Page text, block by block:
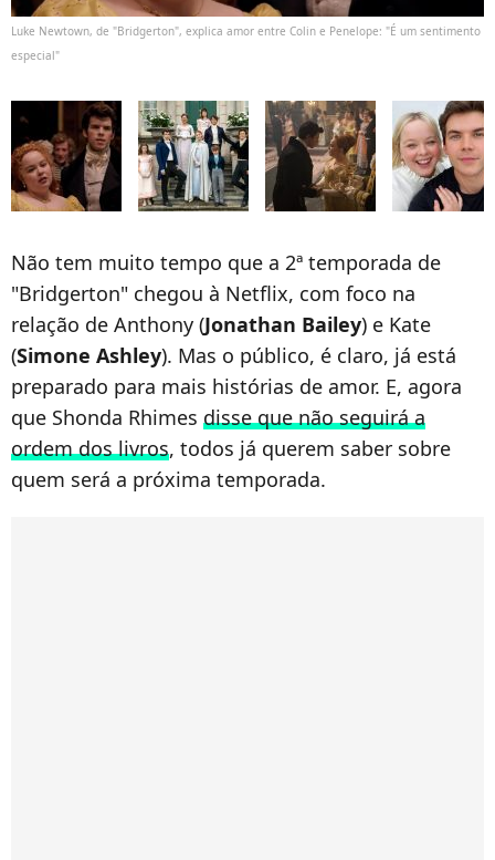
Luke Newtown, de "Bridgerton", explica amor entre Colin e Penelope: "É um sentimento
especial"
Não tem muito tempo que a 2ª temporada de
"Bridgerton" chegou à Netflix, com foco na
relação de Anthony (Jonathan Bailey) e Kate
(Simone Ashley). Mas o público, é claro, já está
preparado para mais histórias de amor. E, agora
que Shonda Rhimes disse que não seguirá a
ordem dos livros, todos já querem saber sobre
quem será a próxima temporada.